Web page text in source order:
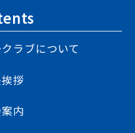
ラブについて
拶
内